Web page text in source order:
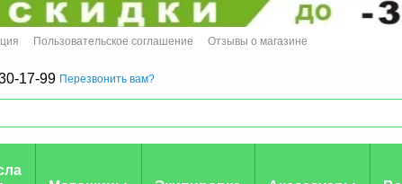
Пользовательское соглашение
Отзывы о магазине
17-99 Перезвонить вам?